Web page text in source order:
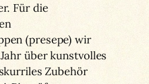
Für die
(presepe) wir
über kunstvolles
Zubehör